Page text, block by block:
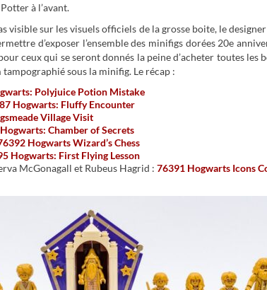
à l’avant.
visible sur les visuels officiels de la grosse boite, le
d’exposer l’ensemble des minifigs dorées 20e
ceux qui se seront donnés la peine d’acheter toutes les
sous la minifig. Le récap :
Polyjuice Potion Mistake
Hogwarts: Fluffy Encounter
Village Visit
Chamber of Secrets
Hogwarts Wizard’s Chess
Hogwarts: First Flying Lesson
McGonagall et Rubeus Hagrid : 76391 Hogwarts Icons